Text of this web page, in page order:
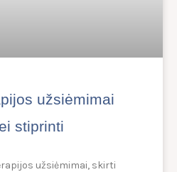
užsiėmimai
stiprinti
užsiėmimai, skirti